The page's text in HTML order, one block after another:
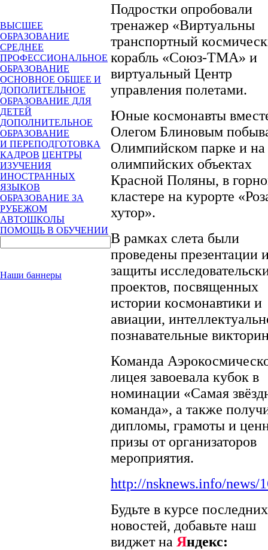
ВЫСШЕЕ
ОБРАЗОВАНИЕ
СРЕДНЕЕ
ПРОФЕССИОНАЛЬНОЕ
ОБРАЗОВАНИЕ
ОСНОВНОЕ ОБЩЕЕ И
ДОПОЛИТЕЛЬНОЕ
ОБРАЗОВАНИЕ ДЛЯ
ДЕТЕЙ
ДОПОЛНИТЕЛЬНОЕ
ОБРАЗОВАНИЕ
И ПЕРЕПОДГОТОВКА
КАДРОВ ЦЕНТРЫ
ИЗУЧЕНИЯ
ИНОСТРАННЫХ
ЯЗЫКОВ
ОБРАЗОВАНИЕ ЗА
РУБЕЖОМ
АВТОШКОЛЫ
ПОМОЩЬ В ОБУЧЕНИИ
Наши баннеры
Подростки опробовали
тренажер «Виртуальны
транспортный
корабль «Союз-ТМА» и
виртуальный Центр
управления полетами.
Юные космонавты
Олегом Блиновым
Олимпийском парке и на
олимпийских объектах
Красной Поляны, в
кластере на курорте
хутор».
В рамках слета были
проведены презентации
защиты
проектов, посвященных
истории космонавтики и
авиации,
познавательные
Команда
лицея завоевала кубок в
номинации «Самая
команда», а также
дипломы, грамоты и
призы от организаторов
мероприятия.
http://nsknews.info/news/
Будьте в курсе последних
новостей, добавьте наш
виджет на Яндекс: